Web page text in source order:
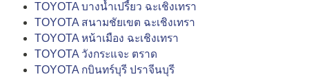
TOYOTA บางน้ำเปรี้ยว ฉะเชิงเทรา
TOYOTA สนามชัยเขต ฉะเชิงเทรา
TOYOTA หน้าเมือง ฉะเชิงเทรา
TOYOTA วังกระแจะ ตราด
TOYOTA กบินทร์บุรี ปราจีนบุรี